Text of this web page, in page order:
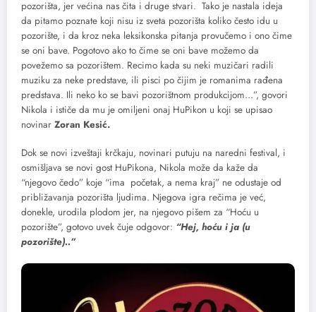
pozorišta, jer većina nas čita i druge stvari. Tako je nastala ideja
da pitamo poznate koji nisu iz sveta pozorišta koliko često idu u
pozorište, i da kroz neka leksikonska pitanja provučemo i ono čime
se oni bave. Pogotovo ako to čime se oni bave možemo da
povežemo sa pozorištem. Recimo kada su neki muzičari radili
muziku za neke predstave, ili pisci po čijim je romanima rađena
predstava. Ili neko ko se bavi pozorištnom produkcijom…”, govori
Nikola i ističe da mu je omiljeni onaj HuPikon u koji se upisao
novinar Zoran Kesić.
Dok se novi izveštaji krčkaju, novinari putuju na naredni festival, i
osmišljava se novi gost HuPikona, Nikola može da kaže da
“njegovo čedo” koje “ima početak, a nema kraj” ne odustaje od
približavanja pozorišta ljudima. Njegova igra rečima je već,
donekle, urodila plodom jer, na njegovo pišem za “Hoću u
pozorište”, gotovo uvek čuje odgovor: “Hej, hoću i ja (u
pozorište)..”